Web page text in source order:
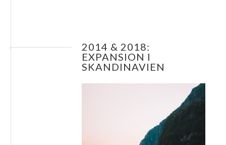
2014 & 2018:
EXPANSION I
SKANDINAVIEN